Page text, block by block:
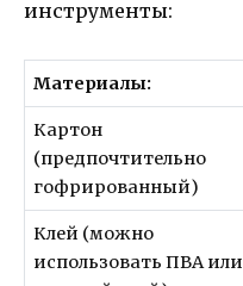
инструменты:
Материалы:
Картон
(предпочтительно
гофрированный)
Клей (можно
использовать ПВА или